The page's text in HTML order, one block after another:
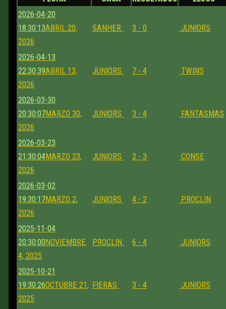
2026-04-20
18:30:13ABRIL 20,
2026
SANHER 3 - 0 JUNIORS
2026-04-13
22:30:39ABRIL 13,
2026
JUNIORS 7 - 4 TWINS
2026-03-30
20:30:07MARZO 30,
2026
JUNIORS 3 - 4 FANTASMAS
2026-03-23
21:30:04MARZO 23,
2026
JUNIORS 2 - 3 CONSE
2026-03-02
19:30:17MARZO 2,
2026
JUNIORS 4 - 2 PROCLIN
2025-11-04
20:30:00 NOVIEMBRE
4, 2025
PROCLIN 6 - 4 JUNIORS
2025-10-21
19:30:26OCTUBRE 21,
2025
FIERAS 3 - 4 JUNIORS